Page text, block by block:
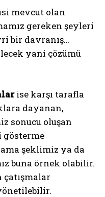
mevcut olan
gereken şeyleri
bir davranış…
yani çözümü
ise karşı tarafla
dayanan,
sonucu oluşan
gösterme
şeklimiz ya da
buna örnek olabilir.